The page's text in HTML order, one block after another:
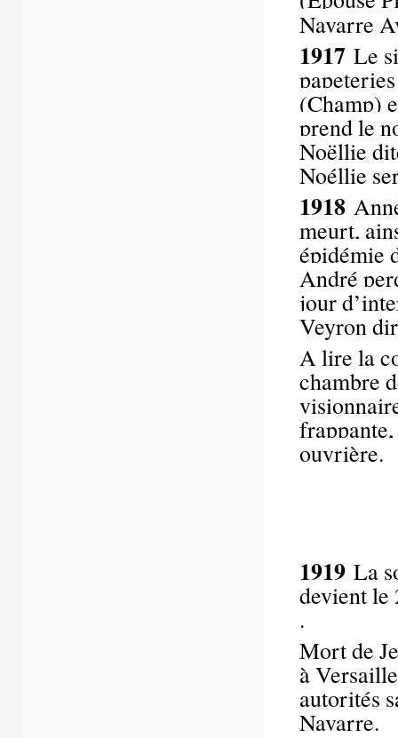
Navarre
1917 Le
(Champ)
prend le
Noëllie
Noéllie
1918
meurt,
épidémie
André
jour
Veyron
A lire la
chambre
ouvrière.
1919 La
devient le
Mort de
à
autorités